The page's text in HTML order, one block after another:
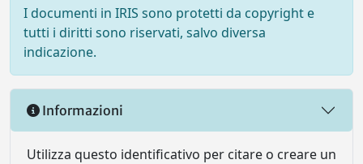
I documenti in IRIS sono protetti da copyright e
tutti i diritti sono riservati, salvo diversa
indicazione.
Informazioni
Utilizza questo identificativo per citare o creare un